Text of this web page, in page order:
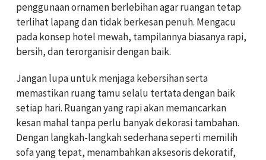
penggunaan ornamen berlebihan agar ruangan tetap
terlihat lapang dan tidak berkesan penuh. Mengacu
pada konsep hotel mewah, tampilannya biasanya rapi,
bersih, dan terorganisir dengan baik.
Jangan lupa untuk menjaga kebersihan serta
memastikan ruang tamu selalu tertata dengan baik
setiap hari. Ruangan yang rapi akan memancarkan
kesan mahal tanpa perlu banyak dekorasi tambahan.
Dengan langkah-langkah sederhana seperti memilih
sofa yang tepat, menambahkan aksesoris dekoratif,